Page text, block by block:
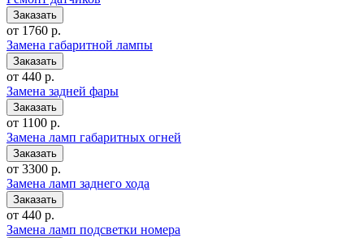
от 1760 р.
Замена габаритной лампы
от 440 р.
Замена задней фары
от 1100 р.
Замена ламп габаритных огней
от 3300 р.
Замена ламп заднего хода
от 440 р.
Замена ламп подсветки номера